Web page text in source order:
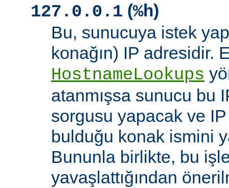
127.0.0.1 (%h)
Bu, sunucuya istek
konağın) IP adresidir.
HostnameLookups
atanmışsa sunucu bu
sorgusu yapacak ve
bulduğu konak ismini
Bununla birlikte, bu
yavaşlattığından